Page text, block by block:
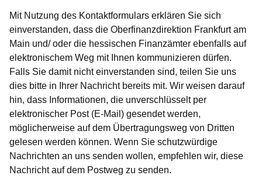
Mit Nutzung des Kontaktformulars erklären Sie sich
einverstanden, dass die Oberfinanzdirektion Frankfurt am
Main und/ oder die hessischen Finanzämter ebenfalls auf
elektronischem Weg mit Ihnen kommunizieren dürfen.
Falls Sie damit nicht einverstanden sind, teilen Sie uns
dies bitte in Ihrer Nachricht bereits mit. Wir weisen darauf
hin, dass Informationen, die unverschlüsselt per
elektronischer Post (E-Mail) gesendet werden,
möglicherweise auf dem Übertragungsweg von Dritten
gelesen werden können. Wenn Sie schutzwürdige
Nachrichten an uns senden wollen, empfehlen wir, diese
Nachricht auf dem Postweg zu senden.